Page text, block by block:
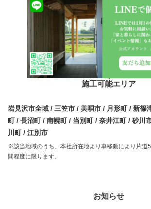
施工可能エリア
岩見沢市全域 / 三笠市 / 美唄市 / 月形町 / 新篠
町 / 長沼町 / 南幌町 / 当別町 / 奈井江町 / 砂川
川町 / 江別市
※該当地域のうち、本社所在地より車移動により片道
間程度に限ります。
お知らせ